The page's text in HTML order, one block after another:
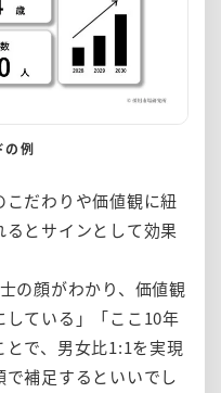
例
だわりや価値観に紐
とサインとして効果
の顔がわかり、価値観
ている」「ここ10年
で、男女比1:1を実現
補足するといいでし